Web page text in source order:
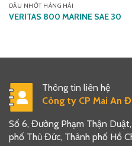
DẦU NHỚT HÀNG HẢI
VERITAS 800 MARINE SAE 30
Thông tin liên hệ
Công ty CP Mai An
Số 6, Đường Phạm Thận
phố Thủ Đức, Thành phố Hồ